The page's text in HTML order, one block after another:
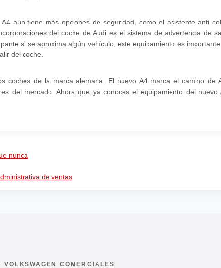
aún tiene más opciones de seguridad, como el asistente anti
del coche de Audi es el sistema de advertencia de
si se aproxima algún vehículo, este equipamiento es
del coche.
coches de la marca alemana. El nuevo A4 marca el camino de
del mercado. Ahora que ya conoces el equipamiento del
nunca
de ventas
COMERCIALES